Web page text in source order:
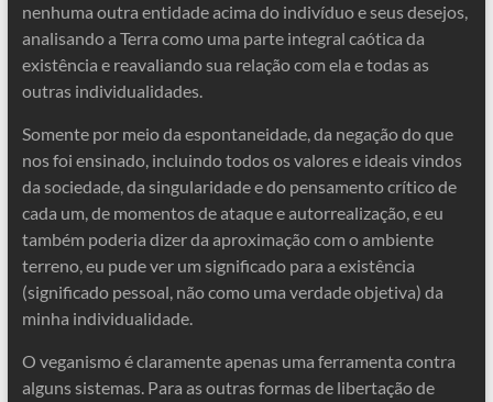
nenhuma outra entidade acima do indivíduo e seus desejos,
analisando a Terra como uma parte integral caótica da
existência e reavaliando sua relação com ela e todas as
outras individualidades.
Somente por meio da espontaneidade, da negação do que
nos foi ensinado, incluindo todos os valores e ideais vindos
da sociedade, da singularidade e do pensamento crítico de
cada um, de momentos de ataque e autorrealização, e eu
também poderia dizer da aproximação com o ambiente
terreno, eu pude ver um significado para a existência
(significado pessoal, não como uma verdade objetiva) da
minha individualidade.
O veganismo é claramente apenas uma ferramenta contra
alguns sistemas. Para as outras formas de libertação de